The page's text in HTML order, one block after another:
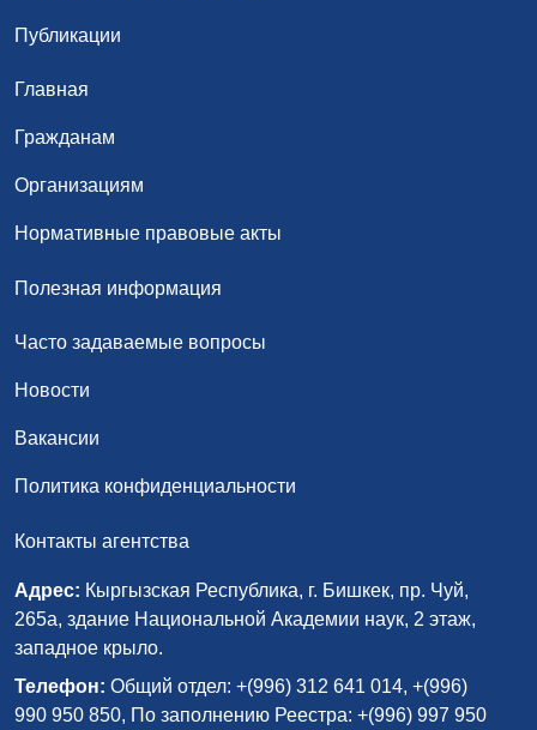
Публикации
Главная
Гражданам
Организациям
Нормативные правовые акты
Полезная информация
Часто задаваемые вопросы
Новости
Вакансии
Политика конфиденциальности
Контакты агентства
Адрес: Кыргызская Республика, г. Бишкек, пр. Чуй,
265а, здание Национальной Академии наук, 2 этаж,
западное крыло.
Телефон: Общий отдел: +(996) 312 641 014, +(996)
990 950 850, По заполнению Реестра: +(996) 997 950